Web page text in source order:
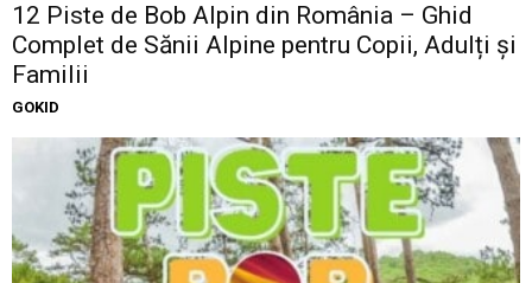
12 Piste de Bob Alpin din România – Ghid
Complet de Sănii Alpine pentru Copii, Adulți și
Familii
GOKID